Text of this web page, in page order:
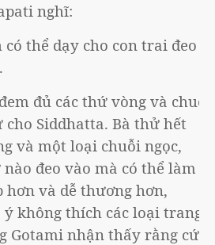
nghĩ:
thể dạy cho con trai đeo
đủ các thứ vòng và chuỗi
cho Siddhatta. Bà thử hết
và một loại chuỗi ngọc,
đeo vào mà có thể làm
hơn và dễ thương hơn,
không thích các loại trang
Gotami nhận thấy rằng cứ